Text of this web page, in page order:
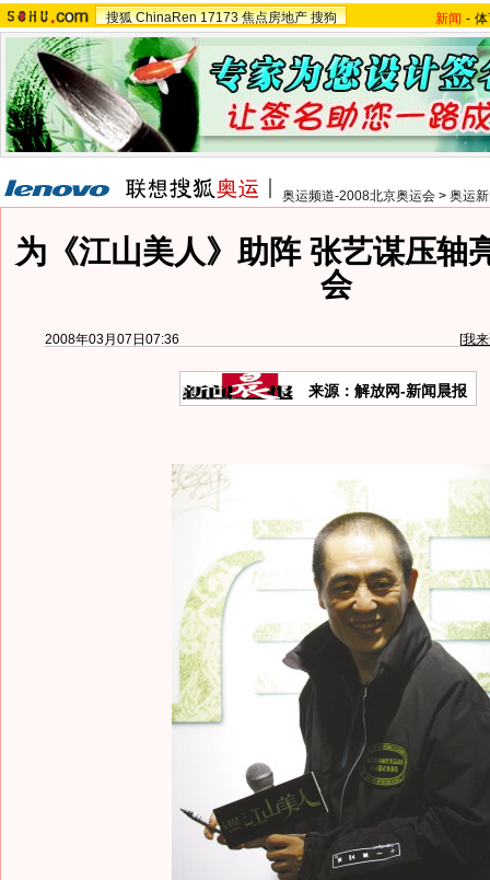
搜狐 ChinaRen 17173 焦点房地产 搜狗 新闻 -
奥运频道-2008北京奥运会 > 奥运
为《江山美人》助阵 张艺谋压轴
会
2008年03月07日07:36 [我
来源：解放网-新闻晨报